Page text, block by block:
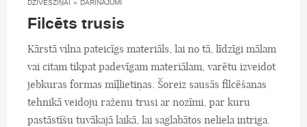
DZĪVESZIŅAI » DARINĀJUMI
Filcēts trusis
Kārstā vilna pateicīgs materiāls, lai no tā, līdzīgi mālam
vai citam tikpat padevīgam materiālam, varētu izveidot
jebkuras formas mīļlietiņas. Šoreiz sausās filcēšanas
tehnikā veidoju raženu trusi ar nozīmi, par kuru
pastāstīšu tuvākajā laikā, lai saglabātos neliela intriga.